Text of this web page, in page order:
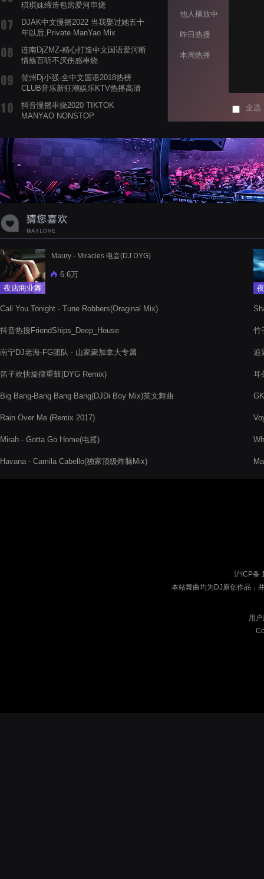
琪琪妹缔造包房爱河串烧
DJAK中文慢摇2022 当我娶过她五十
年以后,Private ManYao Mix
连南DjZMZ-精心打造中文国语爱河断
情殇百听不厌伤感串烧
贺州Dj小强-全中文国语2018热榜
CLUB音乐新狂潮娱乐KTV热播高清
抖音慢摇串烧2020 TIKTOK
MANYAO NONSTOP
蝉爸爸妈妈爱存在夏天的风是想你的
声音啊
他人播放中
昨日热播
本周热播
全选
夜店商业舞
Maury - Miracles 电音(DJ DYG)
6.6万
Call You Tonight - Tune Robbers(Oraginal Mix)
抖音热搜FriendShips_Deep_House
南宁DJ老海-FG团队 - 山家豪加拿大专属
笛子欢快旋律重鼓(DYG Remix)
Big Bang-Bang Bang Bang(DJDi Boy Mix)英文舞曲
Rain Over Me (Remix 2017)
Mirah - Gotta Go Home(电摇)
Havana - Camila Cabello(独家顶级炸脑Mix)
竹
追
耳
沪ICP备
本站舞曲均为DJ原创作品，
用